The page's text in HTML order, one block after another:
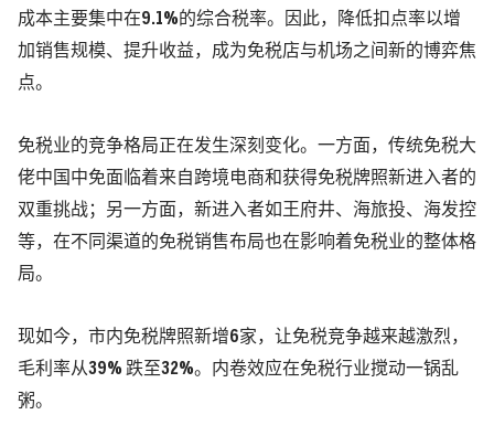
成本主要集中在9.1%的综合税率。因此，降低扣点率以增
加销售规模、提升收益，成为免税店与机场之间新的博弈焦
点。
免税业的竞争格局正在发生深刻变化。一方面，传统免税大
佬中国中免面临着来自跨境电商和获得免税牌照新进入者的
双重挑战；另一方面，新进入者如王府井、海旅投、海发控
等，在不同渠道的免税销售布局也在影响着免税业的整体格
局。
现如今，市内免税牌照新增6家，让免税竞争越来越激烈，
毛利率从39% 跌至32%。内卷效应在免税行业搅动一锅乱
粥。